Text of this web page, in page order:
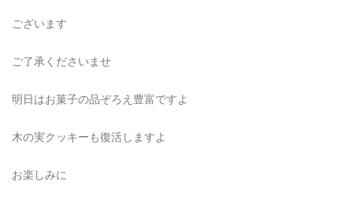
ございます
ご了承くださいませ
明日はお菓子の品ぞろえ豊富ですよ
木の実クッキーも復活しますよ
お楽しみに